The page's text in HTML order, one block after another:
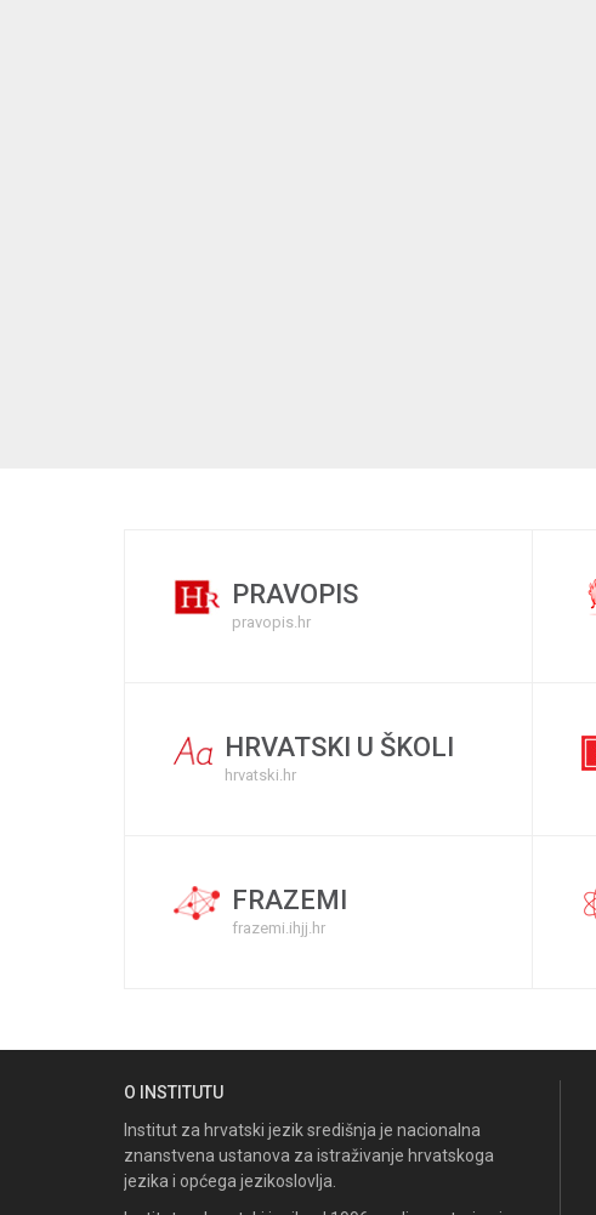
PRAVOPIS
pravopis.hr
HRVATSKI U ŠKOLI
hrvatski.hr
FRAZEMI
frazemi.ihjj.hr
O INSTITUTU
Institut za hrvatski jezik središnja je nacionalna
znanstvena ustanova za istraživanje hrvatskoga
jezika i općega jezikoslovlja.